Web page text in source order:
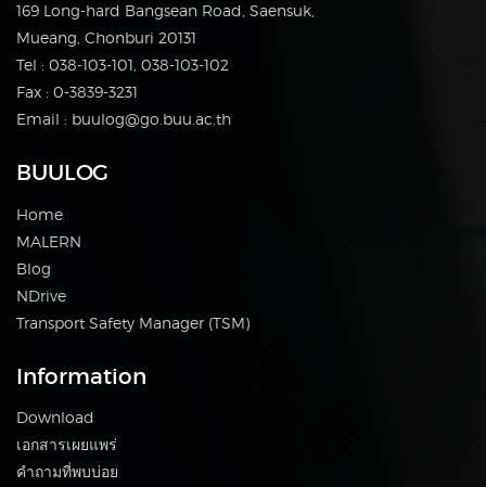
169 Long-hard Bangsean Road, Saensuk,
Mueang, Chonburi 20131
Tel : 038-103-101, 038-103-102
Fax : 0-3839-3231
Email : buulog@go.buu.ac.th
BUULOG
Home
MALERN
Blog
NDrive
Transport Safety Manager (TSM)
Information
Download
เอกสารเผยแพร่
คำถามที่พบบ่อย